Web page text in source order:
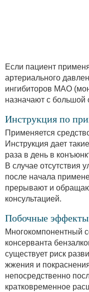
Если пациент
артериального
ингибиторов МАО
назначают с большой
Инструкция по
Применяется
Инструкция дает
раза в день в
В случае отсутствия
после начала
прерывают и
консультацией.
Побочные эффекты
Многокомпонентный
консерванта
существует риск
жжения и
непосредственно
кратковременное